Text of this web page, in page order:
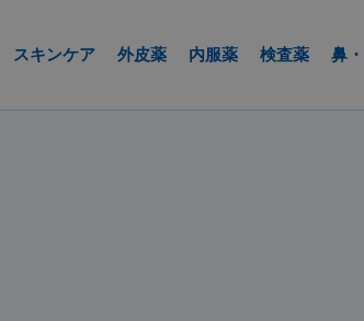
スキンケア 外皮薬 内服薬 検査薬 鼻